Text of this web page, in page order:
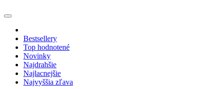
Bestsellery
Top hodnotené
Novinky
Najdrahšie
Najlacnejšie
Najvyššia zľava